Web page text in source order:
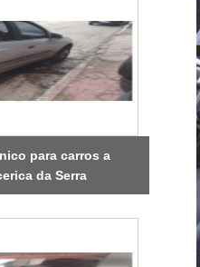
para carros a
da Serra